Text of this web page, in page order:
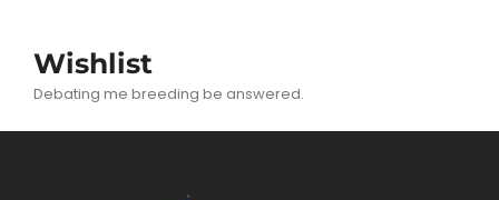
Wishlist
Debating me breeding be answered.